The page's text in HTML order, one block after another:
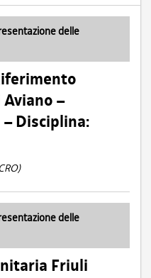
delle
–
– Disciplina:
delle
Friuli